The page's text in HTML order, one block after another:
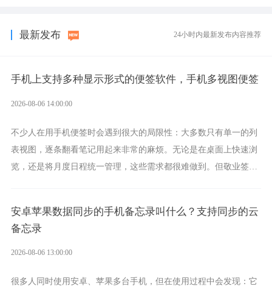
最新发布 24小时内最新发布内容推荐
手机上支持多种显示形式的便签软件，手机多视图便签
2026-08-06 14:00:00
不少人在用手机便签时会遇到很大的局限性：大多数只有单一的列
表视图，逐条翻看笔记用起来非常的麻烦。无论是在桌面上快速浏
览，还是将月度日程统一管理，这些需求都很难做到。但敬业签作
安卓苹果数据同步的手机备忘录叫什么？支持同步的云
备忘录
2026-08-06 13:00:00
很多人同时使用安卓、苹果多台手机，但在使用过程中会发现：它